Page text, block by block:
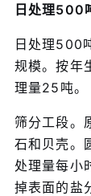
日处理500
日处理500
规模。按年
理量25吨。
筛分工段。
石和贝壳。
处理量每小
掉表面的盐